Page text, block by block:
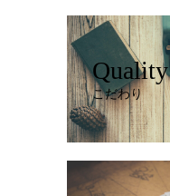
Quality
こだわり